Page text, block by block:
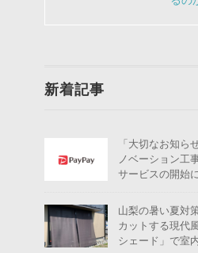
新着記事
「大切なお知ら
ノベーション工
サービスの開始
山梨の暑い夏対
カットする現代
シェード」で室